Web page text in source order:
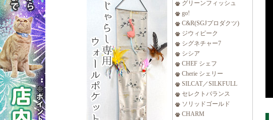
グリーンフィッシュ
go!
C&R(SGJプロダクツ)
ジウィピーク
シグネチャー7
シシア
CHEF シェフ
Cherie シェリー
SILCAT／SILKFULL
セレクトバランス
ソリッドゴールド
CHARM